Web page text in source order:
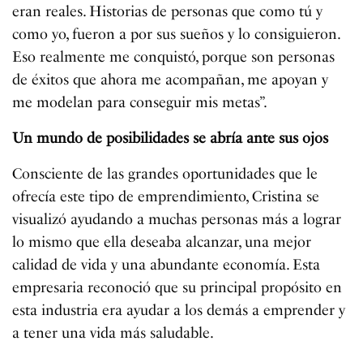
eran reales. Historias de personas que como tú y
como yo, fueron a por sus sueños y lo consiguieron.
Eso realmente me conquistó, porque son personas
de éxitos que ahora me acompañan, me apoyan y
me modelan para conseguir mis metas”.
Un mundo de posibilidades se abría ante sus ojos
Consciente de las grandes oportunidades que le
ofrecía este tipo de emprendimiento, Cristina se
visualizó ayudando a muchas personas más a lograr
lo mismo que ella deseaba alcanzar, una mejor
calidad de vida y una abundante economía. Esta
empresaria reconoció que su principal propósito en
esta industria era ayudar a los demás a emprender y
a tener una vida más saludable.